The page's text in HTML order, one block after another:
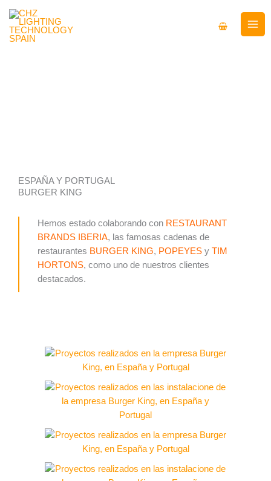
contenido
ESPAÑA Y PORTUGAL
BURGER KING
Hemos estado colaborando con RESTAURANT
BRANDS IBERIA, las famosas cadenas de
restaurantes BURGER KING, POPEYES y TIM
HORTONS, como uno de nuestros clientes
destacados.